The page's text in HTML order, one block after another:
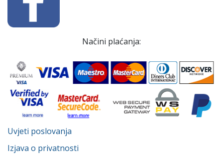
Načini plaćanja:
Uvjeti poslovanja
Izjava o privatnosti